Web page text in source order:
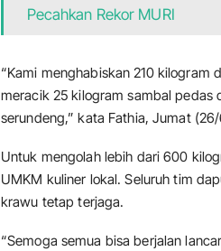
Pecahkan Rekor MURI
“Kami menghabiskan 210
meracik 25 kilogram sambal
serundeng,” kata Fathia, Jumat
Untuk mengolah lebih dari 600
UMKM kuliner lokal. Seluruh tim
krawu tetap terjaga.
“Semoga semua bisa berjalan